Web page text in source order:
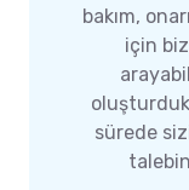
bakım,
için
sürede